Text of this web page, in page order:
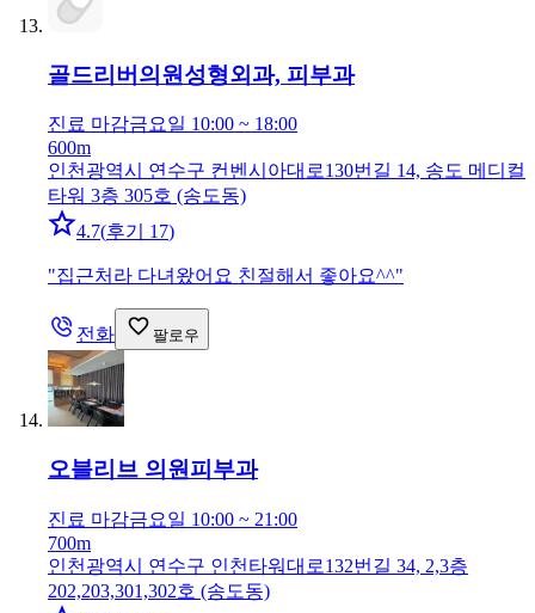
골드리버의원 성형외과, 피부과
진료 마감금요일 10:00 ~ 18:00
600m
인천광역시 연수구 컨벤시아대로130번길 14, 송도 메디컬
타워 3층 305호 (송도동)
4.7(후기 17)
"집근처라 다녀왔어요 친절해서 좋아요^^"
전화 팔로우
오블리브 의원 피부과
진료 마감금요일 10:00 ~ 21:00
700m
인천광역시 연수구 인천타워대로132번길 34, 2,3층
202,203,301,302호 (송도동)